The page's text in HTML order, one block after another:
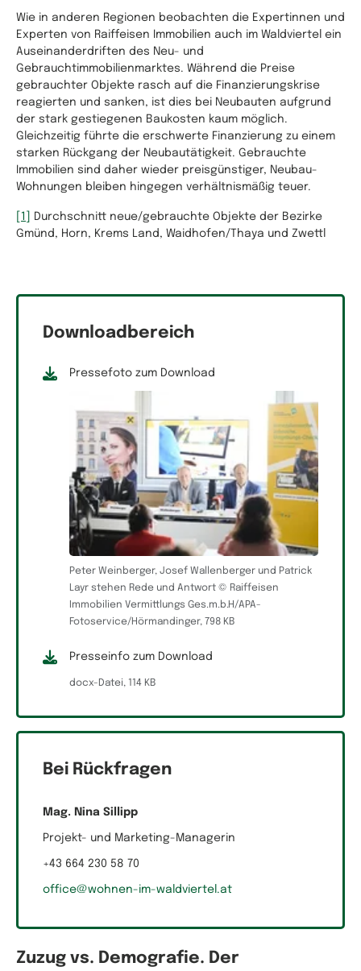
Wie in anderen Regionen beobachten die Expertinnen und
Experten von Raiffeisen Immobilien auch im Waldviertel ein
Auseinanderdriften des Neu- und
Gebrauchtimmobilienmarktes. Während die Preise
gebrauchter Objekte rasch auf die Finanzierungskrise
reagierten und sanken, ist dies bei Neubauten aufgrund
der stark gestiegenen Baukosten kaum möglich.
Gleichzeitig führte die erschwerte Finanzierung zu einem
starken Rückgang der Neubautätigkeit. Gebrauchte
Immobilien sind daher wieder preisgünstiger, Neubau-
Wohnungen bleiben hingegen verhältnismäßig teuer.
[1]
Durchschnitt neue/gebrauchte Objekte der Bezirke
Gmünd, Horn, Krems Land, Waidhofen/Thaya und Zwettl
Downloadbereich
Pressefoto zum Download
Peter Weinberger, Josef Wallenberger und Patrick
Layr stehen Rede und Antwort © Raiffeisen
Immobilien Vermittlungs Ges.m.b.H/APA-
Fotoservice/Hörmandinger, 798 KB
Presseinfo zum Download
docx-Datei, 114 KB
Bei Rückfragen
Mag. Nina Sillipp
Projekt- und Marketing-Managerin
+43 664 230 58 70
office@wohnen-im-waldviertel.at
Zuzug vs. Demografie. Der